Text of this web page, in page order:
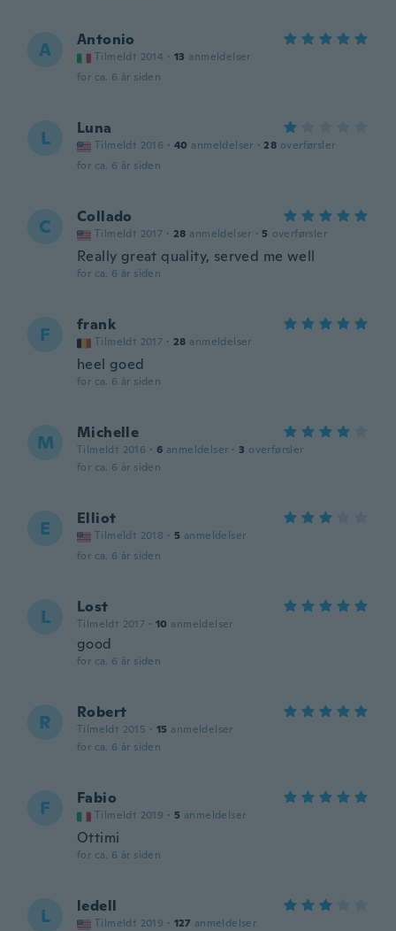
A Antonio
Tilmeldt 2014 · 13 anmeldelser
for ca. 6 år siden
L Luna
Tilmeldt 2016 · 40 anmeldelser · 28 overførsler
for ca. 6 år siden
C Collado
Tilmeldt 2017 · 28 anmeldelser · 5 overførsler
Really great quality, served me well
for ca. 6 år siden
F frank
Tilmeldt 2017 · 28 anmeldelser
heel goed
for ca. 6 år siden
M Michelle
Tilmeldt 2016 · 6 anmeldelser · 3 overførsler
for ca. 6 år siden
E Elliot
Tilmeldt 2018 · 5 anmeldelser
for ca. 6 år siden
L Lost
Tilmeldt 2017 · 10 anmeldelser
good
for ca. 6 år siden
R Robert
Tilmeldt 2015 · 15 anmeldelser
for ca. 6 år siden
F Fabio
Tilmeldt 2019 · 5 anmeldelser
Ottimi
for ca. 6 år siden
L ledell
Tilmeldt 2019 · 127 anmeldelser